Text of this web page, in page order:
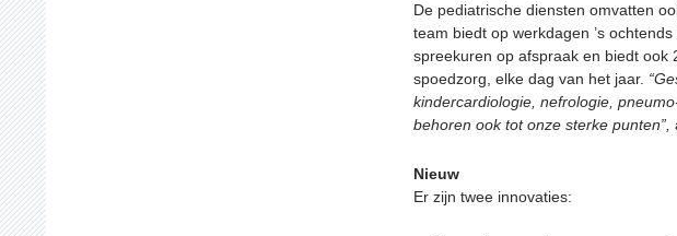
De pediatrische diensten omvatten
team biedt op werkdagen ’s
spreekuren op afspraak en biedt ook
spoedzorg, elke dag van het jaar.
kindercardiologie, nefrologie,
behoren ook tot onze sterke punten”,
Nieuw
Er zijn twee innovaties: